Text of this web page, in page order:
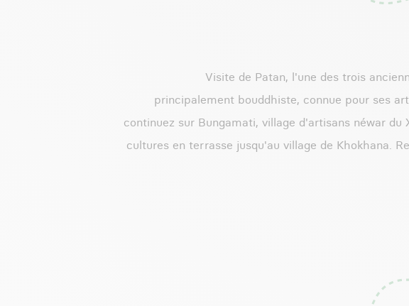
Visite de Patan, l'une des trois
principalement bouddhiste, connue pour ses
continuez sur Bungamati, village d'artisans néwar du
cultures en terrasse jusqu'au village de Khokhana.